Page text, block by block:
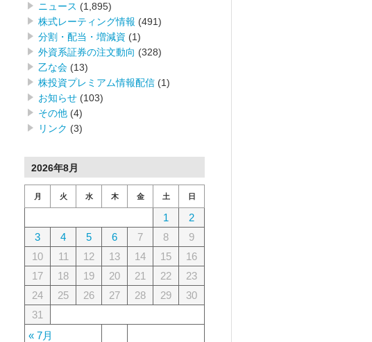
ニュース (1,895)
株式レーティング情報 (491)
分割・配当・増減資 (1)
外資系証券の注文動向 (328)
乙な会 (13)
株投資プレミアム情報配信 (1)
お知らせ (103)
その他 (4)
リンク (3)
2026年8月
月 火 水 木 金 土 日
« 7月
1
2
3
4 5 6 7 8
9
10
11 12 13 14 15
16
17
18 19 20 21 22
23
24
25 26 27 28 29
30
31